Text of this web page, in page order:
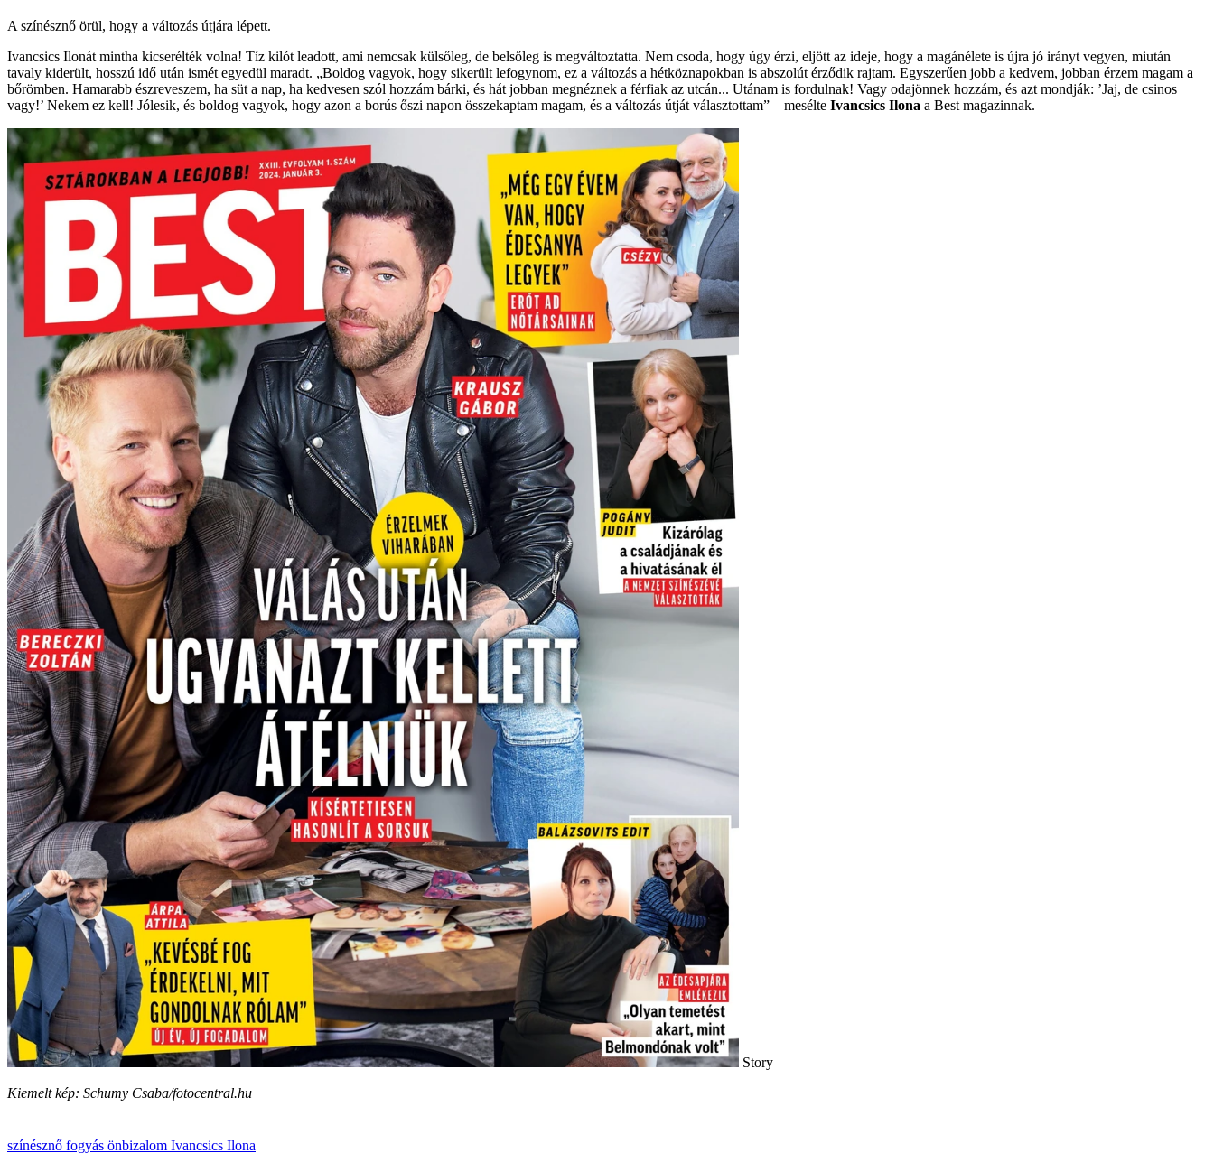
A színésznő örül, hogy a változás útjára lépett.
Ivancsics Ilonát mintha kicserélték volna! Tíz kilót leadott, ami nemcsak külsőleg, de belsőleg is megváltoztatta. Nem csoda, hogy úgy érzi, eljött az ideje, hogy a magánélete is újra jó irányt vegyen, miután
tavaly kiderült, hosszú idő után ismét egyedül maradt. „Boldog vagyok, hogy sikerült lefogynom, ez a változás a hétköznapokban is abszolút érződik rajtam. Egyszerűen jobb a kedvem, jobban érzem magam a
bőrömben. Hamarabb észreveszem, ha süt a nap, ha kedvesen szól hozzám bárki, és hát jobban megnéznek a férfiak az utcán... Utánam is fordulnak! Vagy odajönnek hozzám, és azt mondják: ’Jaj, de csinos
vagy!’ Nekem ez kell! Jólesik, és boldog vagyok, hogy azon a borús őszi napon összekaptam magam, és a változás útját választottam” – mesélte Ivancsics Ilona a Best magazinnak.
Story
Kiemelt kép: Schumy Csaba/fotocentral.hu
színésznő fogyás önbizalom Ivancsics Ilona